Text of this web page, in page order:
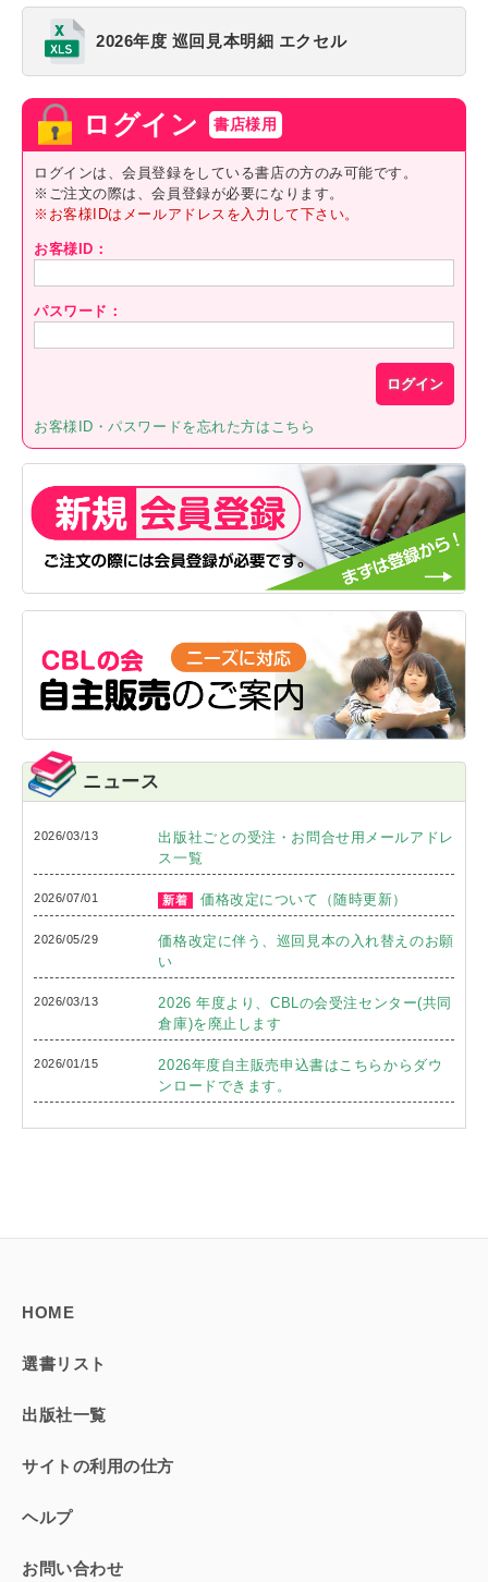
2026年度 巡回見本明細 エクセル
ログイン 書店様用
ログインは、会員登録をしている書店の方のみ可能です。
※ご注文の際は、会員登録が必要になります。
※お客様IDはメールアドレスを入力して下さい。
お客様ID：
パスワード：
お客様ID・パスワードを忘れた方はこちら
ニュース
2026/03/13
出版社ごとの受注・お問合せ用メールアドレ
ス一覧
2026/07/01 新着 価格改定について（随時更新）
2026/05/29
価格改定に伴う、巡回見本の入れ替えのお願
い
2026/03/13
2026 年度より、CBLの会受注センター(共同
倉庫)を廃止します
2026/01/15
2026年度自主販売申込書はこちらからダウ
ンロードできます。
HOME
選書リスト
出版社一覧
サイトの利用の仕方
ヘルプ
お問い合わせ